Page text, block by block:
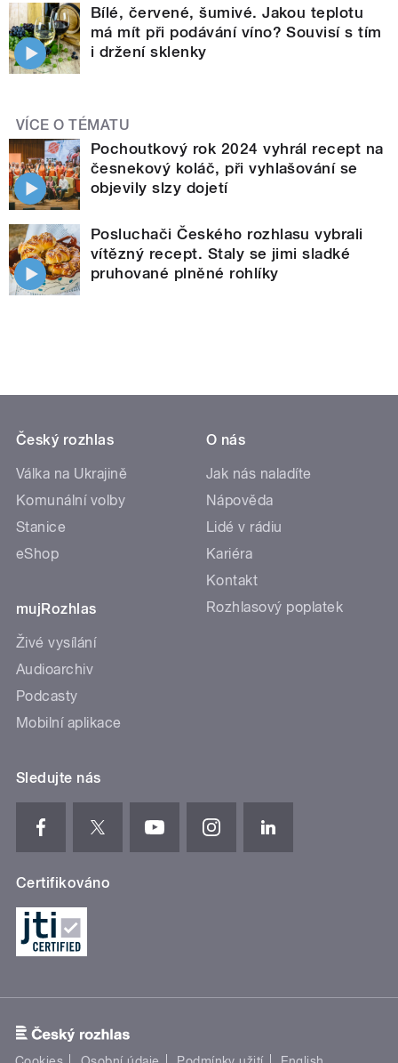
Bílé, červené, šumivé. Jakou teplotu
má mít při podávání víno? Souvisí s tím
i držení sklenky
VÍCE O TÉMATU
Pochoutkový rok 2024 vyhrál recept na
česnekový koláč, při vyhlašování se
objevily slzy dojetí
Posluchači Českého rozhlasu vybrali
vítězný recept. Staly se jimi sladké
pruhované plněné rohlíky
Český rozhlas
Válka na Ukrajině
Komunální volby
Stanice
eShop
mujRozhlas
Živé vysílání
Audioarchiv
Podcasty
Mobilní aplikace
O nás
Jak nás naladíte
Nápověda
Lidé v rádiu
Kariéra
Kontakt
Rozhlasový poplatek
Sledujte nás
Certifikováno